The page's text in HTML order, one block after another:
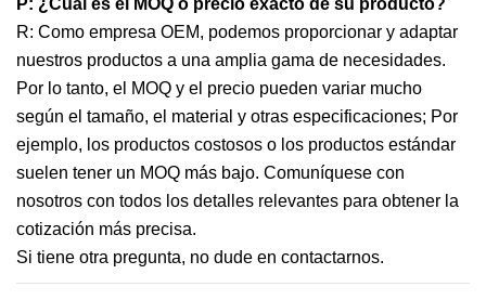
P: ¿Cuál es el MOQ o precio exacto de su producto?
R: Como empresa OEM, podemos proporcionar y adaptar
nuestros productos a una amplia gama de necesidades.
Por lo tanto, el MOQ y el precio pueden variar mucho
según el tamaño, el material y otras especificaciones; Por
ejemplo, los productos costosos o los productos estándar
suelen tener un MOQ más bajo. Comuníquese con
nosotros con todos los detalles relevantes para obtener la
cotización más precisa.
Si tiene otra pregunta, no dude en contactarnos.